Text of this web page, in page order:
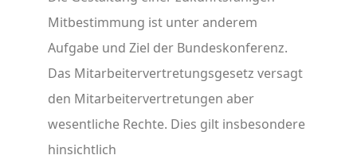
Mitbestimmung ist unter anderem
Aufgabe und Ziel der Bundeskonferenz.
Das Mitarbeitervertretungsgesetz versagt
den Mitarbeitervertretungen aber
wesentliche Rechte. Dies gilt insbesondere
hinsichtlich